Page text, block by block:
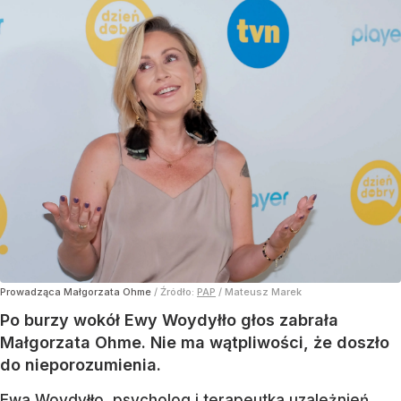
Prowadząca Małgorzata Ohme / Źródło: PAP / Mateusz Marek
Po burzy wokół Ewy Woydyłło głos zabrała
Małgorzata Ohme. Nie ma wątpliwości, że doszło
do nieporozumienia.